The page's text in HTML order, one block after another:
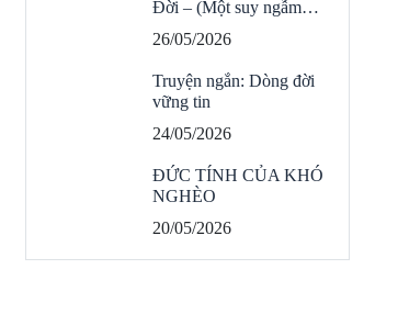
Đời – (Một suy ngẫm…
26/05/2026
Truyện ngắn: Dòng đời
vững tin
24/05/2026
ĐỨC TÍNH CỦA KHÓ
NGHÈO
20/05/2026